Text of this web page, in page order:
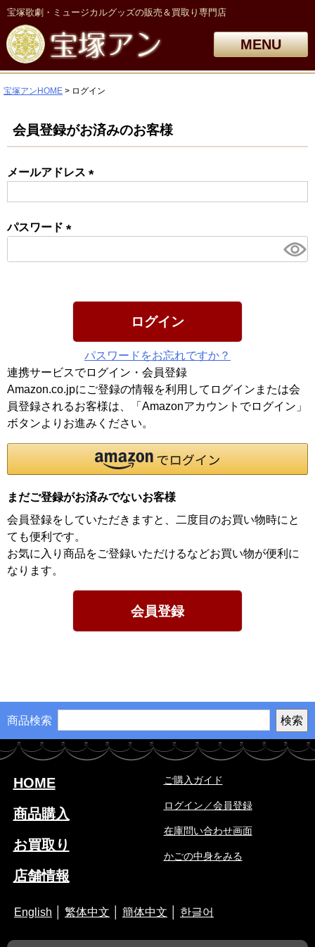
宝塚歌劇・ミュージカルグッズの販売＆買取り専門店
MENU
宝塚アンHOME ログイン
会員登録がお済みのお客様
メールアドレス
パスワード
須)
ログイン
パスワードをお忘れですか？
連携サービスでログイン・会員登録
Amazon.co.jpにご登録の情報を利用してログインまたは会
員登録されるお客様は、「Amazonアカウントでログイン」
ボタンよりお進みください。
まだご登録がお済みでないお客様
会員登録をしていただきますと、二度目のお買い物時にと
ても便利です。
お気に入り商品をご登録いただけるなどお買い物が便利に
なります。
会員登録
商品検索
HOME
商品購入
お買取り
店舗情報
ご購入ガイド
ログイン／会員登録
在庫問い合わせ画面
かごの中身をみる
English 繁体中文 簡体中文 한글어